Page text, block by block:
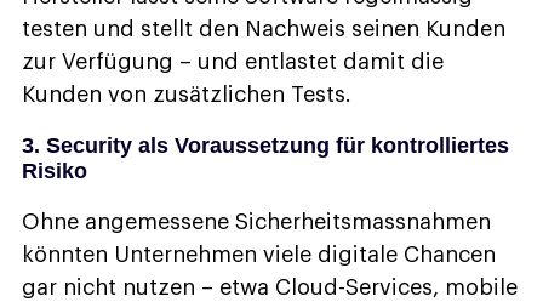
testen und stellt den Nachweis seinen Kunden
zur Verfügung – und entlastet damit die
Kunden von zusätzlichen Tests.
3. Security als Voraussetzung für kontrolliertes
Risiko
Ohne angemessene Sicherheitsmassnahmen
könnten Unternehmen viele digitale Chancen
gar nicht nutzen – etwa Cloud-Services, mobile